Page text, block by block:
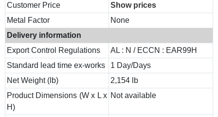
Customer Price
Show prices
Metal Factor
None
Delivery information
Export Control Regulations
AL : N / ECCN : EAR99H
Standard lead time ex-works
1 Day/Days
Net Weight (lb)
2,154 lb
Product Dimensions (W x L x
H)
Not available